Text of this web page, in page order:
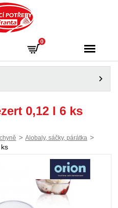
Příbram
0
0,12 l 6 ks
> Alobaly, sáčky, párátka >